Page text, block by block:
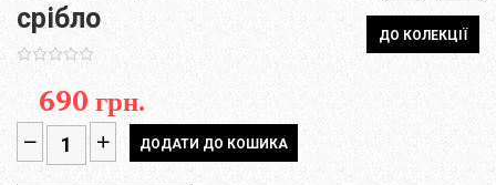
ДО КОЛЕКЦІЇ
срібло
690 грн.